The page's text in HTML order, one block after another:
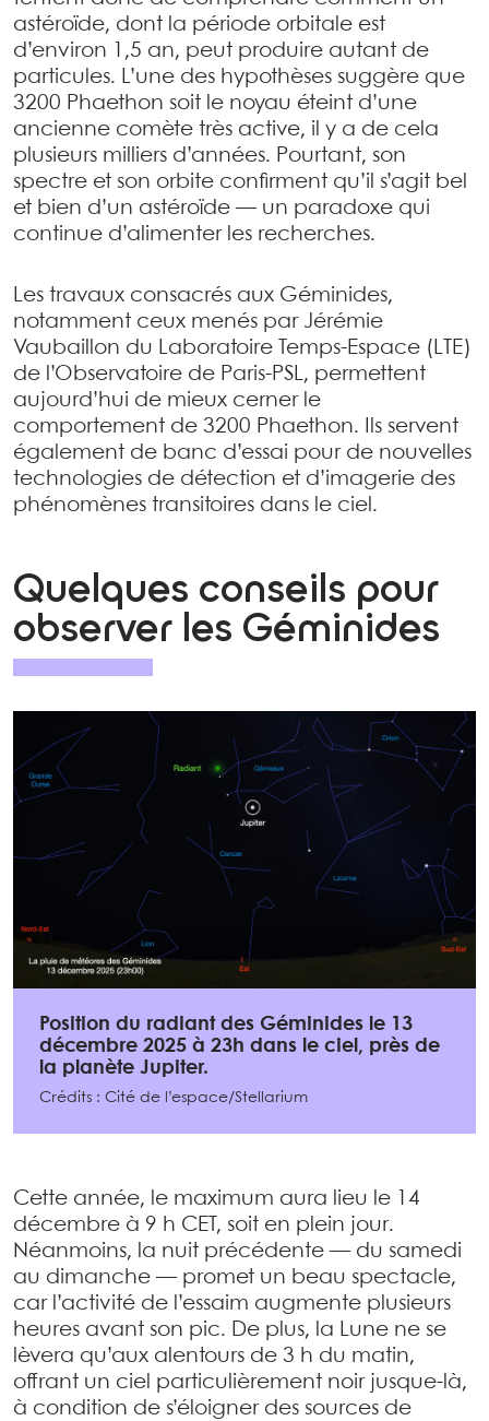
astéroïde, dont la période orbitale est
d’environ 1,5 an, peut produire autant de
particules. L’une des hypothèses suggère que
3200 Phaethon soit le noyau éteint d’une
ancienne comète très active, il y a de cela
plusieurs milliers d’années. Pourtant, son
spectre et son orbite confirment qu’il s’agit bel
et bien d’un astéroïde — un paradoxe qui
continue d’alimenter les recherches.
Les travaux consacrés aux Géminides,
notamment ceux menés par Jérémie
Vaubaillon du Laboratoire Temps-Espace (LTE)
de l’Observatoire de Paris-PSL, permettent
aujourd’hui de mieux cerner le
comportement de 3200 Phaethon. Ils servent
également de banc d’essai pour de nouvelles
technologies de détection et d’imagerie des
phénomènes transitoires dans le ciel.
Quelques conseils pour
observer les Géminides
Position du radiant des Géminides le 13
décembre 2025 à 23h dans le ciel, près de
la planète Jupiter.
Crédits : Cité de l’espace/Stellarium
Cette année, le maximum aura lieu le 14
décembre à 9 h CET, soit en plein jour.
Néanmoins, la nuit précédente — du samedi
au dimanche — promet un beau spectacle,
car l’activité de l’essaim augmente plusieurs
heures avant son pic. De plus, la Lune ne se
lèvera qu’aux alentours de 3 h du matin,
offrant un ciel particulièrement noir jusque-là,
à condition de s’éloigner des sources de